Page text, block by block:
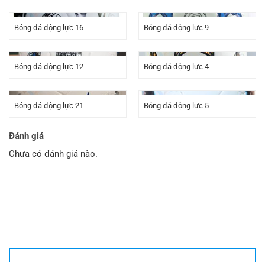
Bóng đá động lực 16 Bóng đá động lực 9
Bóng đá động lực 12 Bóng đá động lực 4
Bóng đá động lực 21 Bóng đá động lực 5
Đánh giá
Chưa có đánh giá nào.